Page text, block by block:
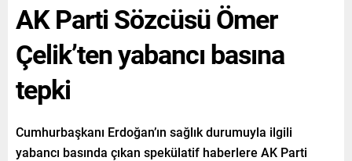
AK Parti Sözcüsü Ömer
Çelik’ten yabancı basına
tepki
Cumhurbaşkanı Erdoğan’ın sağlık durumuyla ilgili
yabancı basında çıkan spekülatif haberlere AK Parti